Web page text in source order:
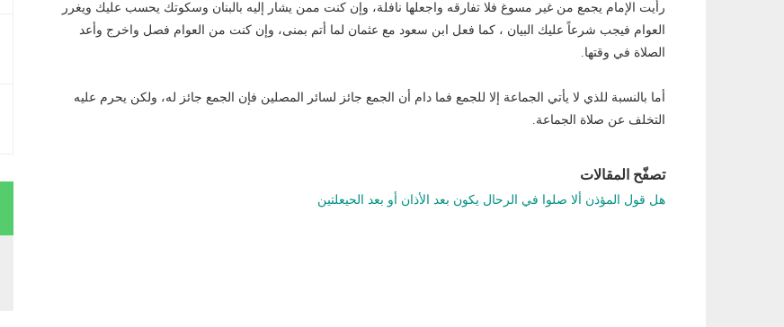
رأيت الإمام يجمع من غير مسوغ فلا تفارقه واجعلها نافلة، وإن كنت ممن يشار إليه بالبنان وسكوتك يحسب عليك ويغرر
العوام فيجب شرعاً عليك البيان ، كما فعل ابن سعود مع عثمان لما أتم بمنى، وإن كنت من العوام فصل واخرج وأعد
الصلاة في وقتها.
أما بالنسبة للذي لا يأتي الجماعة إلا للجمع فما دام أن الجمع جائز لسائر المصلين فإن الجمع جائز له، ولكن يحرم عليه
التخلف عن صلاة الجماعة.
تصفّح المقالات
هل قول المؤذن ألا صلوا في الرحال يكون بعد الأذان أو بعد الحيعلتين